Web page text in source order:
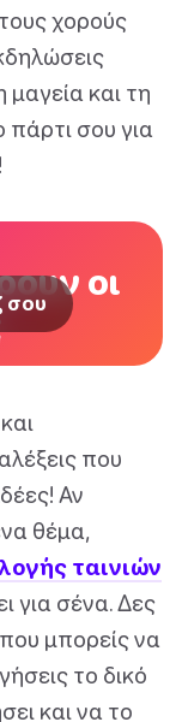
χορούς
και τη
πάρτι σου για
οι
σου
που
Αν
θέμα,
ταινιών
για σένα. Δες
που μπορείς να
το δικό
και να το